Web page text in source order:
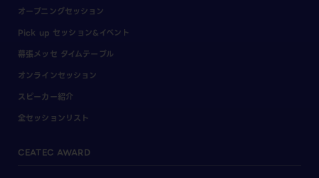
オープニングセッション
Pick up セッション&イベント
幕張メッセ タイムテーブル
オンラインセッション
スピーカー紹介
全セッションリスト
CEATEC AWARD